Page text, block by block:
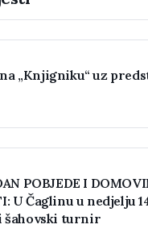
„Knjigniku“ uz
POBJEDE I
U Čaglinu u nedjelju
šahovski turnir